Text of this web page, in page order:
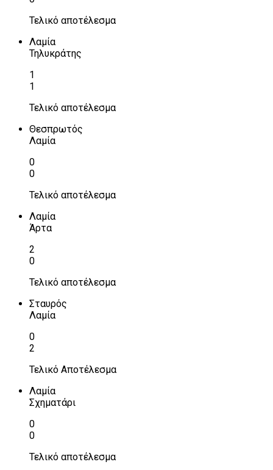
Τελικό αποτέλεσμα
Λαμία
Τηλυκράτης
1
1
Τελικό αποτέλεσμα
Θεσπρωτός
Λαμία
0
0
Τελικό αποτέλεσμα
Λαμία
Άρτα
2
0
Τελικό αποτέλεσμα
Σταυρός
Λαμία
0
2
Τελικό Αποτέλεσμα
Λαμία
Σχηματάρι
0
0
Τελικό αποτέλεσμα